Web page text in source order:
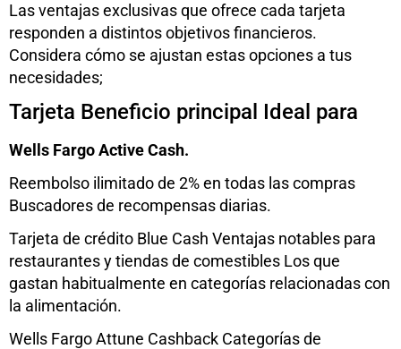
Las ventajas exclusivas que ofrece cada tarjeta
responden a distintos objetivos financieros.
Considera cómo se ajustan estas opciones a tus
necesidades;
Tarjeta Beneficio principal Ideal para
Wells Fargo Active Cash.
Reembolso ilimitado de 2% en todas las compras
Buscadores de recompensas diarias.
Tarjeta de crédito Blue Cash Ventajas notables para
restaurantes y tiendas de comestibles Los que
gastan habitualmente en categorías relacionadas con
la alimentación.
Wells Fargo Attune Cashback Categorías de